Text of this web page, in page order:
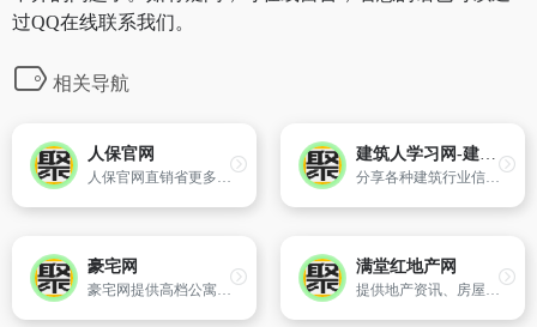
过QQ在线联系我们。
相关导航
人保官网
人保官网直销省更多，安全有保障，无中间环节，其他保险产品更优惠。优质理赔服务，享受与线下同等理赔服务，更可拥有网上投保专属特色服务；全国10万个网点，30万个专业理赔服务人员。方便快捷，条款、金额公开透明，自助选择，轻松对比，我的保险我做主。优惠享不停，网购保险，享受更多惊喜优惠,尽在PICC中国人保官网
建筑人学习网-建筑人学习天地,考证乐园及软件下载市场
分享各种建筑行业信息及学习资料、软件下载及APP安装教程，例如建造师考证技巧、建造师资料分享，BIM学习资料、办公技巧，为行业人提供一个高效便捷的学习园地及软件APP下载渠道。
豪宅网
豪宅网提供高档公寓及别墅等豪宅交易平台,豪宅装修设计及建材资讯,豪宅生活资讯,豪宅欣赏的高端房产网站。
满堂红地产网
提供地产资讯、房屋交易、家居装修等信息